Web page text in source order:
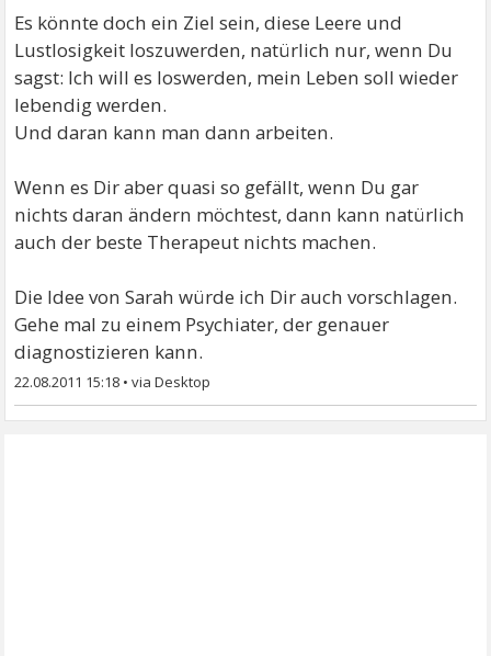
Es könnte doch ein Ziel sein, diese Leere und
Lustlosigkeit loszuwerden, natürlich nur, wenn Du
sagst: Ich will es loswerden, mein Leben soll wieder
lebendig werden.
Und daran kann man dann arbeiten.
Wenn es Dir aber quasi so gefällt, wenn Du gar
nichts daran ändern möchtest, dann kann natürlich
auch der beste Therapeut nichts machen.
Die Idee von Sarah würde ich Dir auch vorschlagen.
Gehe mal zu einem Psychiater, der genauer
diagnostizieren kann.
22.08.2011 15:18 •